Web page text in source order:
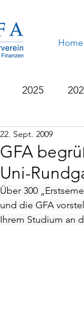
Home
2025
2014
GFA
Uni-
22. Sept. 2009
Über 300
und die GFA
Ihrem Studium an